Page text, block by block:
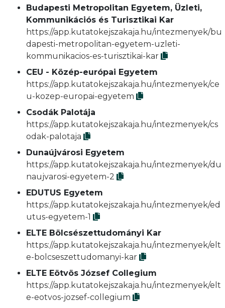
Budapesti Metropolitan Egyetem, Üzleti,
Kommunikációs és Turisztikai Kar
https://app.kutatokejszakaja.hu/intezmenyek/bu
dapesti-metropolitan-egyetem-uzleti-
kommunikacios-es-turisztikai-kar
CEU - Közép-európai Egyetem
https://app.kutatokejszakaja.hu/intezmenyek/ce
u-kozep-europai-egyetem
Csodák Palotája
https://app.kutatokejszakaja.hu/intezmenyek/cs
odak-palotaja
Dunaújvárosi Egyetem
https://app.kutatokejszakaja.hu/intezmenyek/du
naujvarosi-egyetem-2
EDUTUS Egyetem
https://app.kutatokejszakaja.hu/intezmenyek/ed
utus-egyetem-1
ELTE Bölcsészettudományi Kar
https://app.kutatokejszakaja.hu/intezmenyek/elt
e-bolcseszettudomanyi-kar
ELTE Eötvös József Collegium
https://app.kutatokejszakaja.hu/intezmenyek/elt
e-eotvos-jozsef-collegium